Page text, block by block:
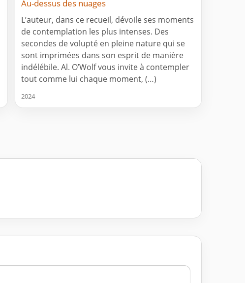
Au-dessus des nuages
L’auteur, dans ce recueil, dévoile ses moments
de contemplation les plus intenses. Des
secondes de volupté en pleine nature qui se
sont imprimées dans son esprit de manière
indélébile. Al. O’Wolf vous invite à contempler
tout comme lui chaque moment, (…)
2024